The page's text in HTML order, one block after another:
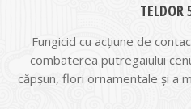
TELDOR
Fungicid cu acţiune de
combaterea putregaiului
căpşun, flori ornamentale şi a